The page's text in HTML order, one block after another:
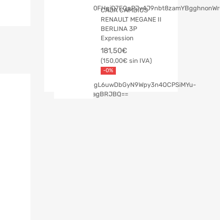
CAJA CAMBIOS
RENAULT MEGANE II
BERLINA 3P
Expression
181,50€
150,00€
-0%